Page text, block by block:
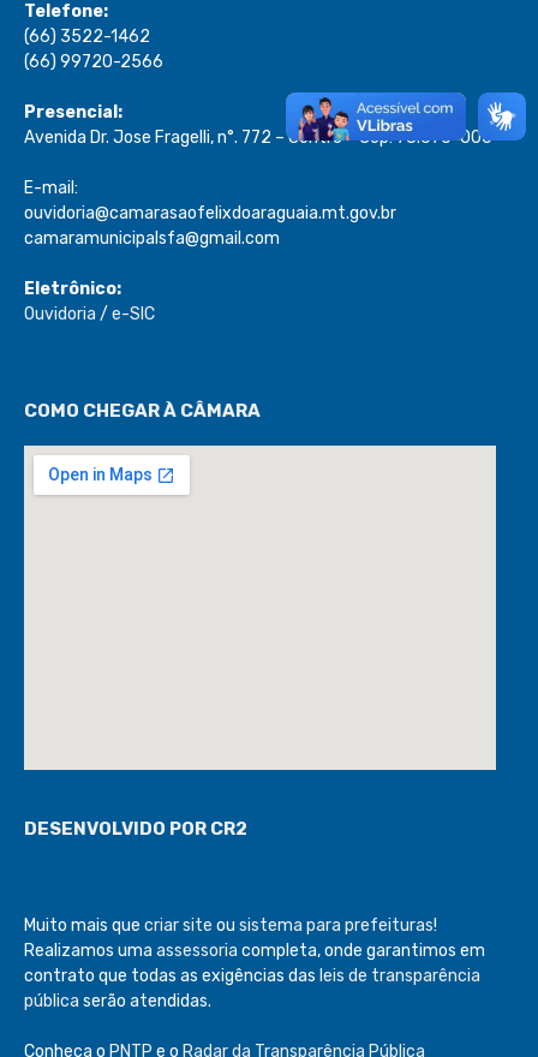
Telefone:
(66) 3522-1462
(66) 99720-2566
Presencial:
Avenida Dr. Jose Fragelli, n°. 772 – Centro – Cep: 78.670-000
E-mail:
ouvidoria@camarasaofelixdoaraguaia.mt.gov.br
camaramunicipalsfa@gmail.com
Eletrônico:
Ouvidoria / e-SIC
COMO CHEGAR À CÂMARA
DESENVOLVIDO POR CR2
Muito mais que criar site ou sistema para prefeituras!
Realizamos uma assessoria completa, onde garantimos em
contrato que todas as exigências das leis de transparência
pública serão atendidas.
Conheça o PNTP e o Radar da Transparência Pública